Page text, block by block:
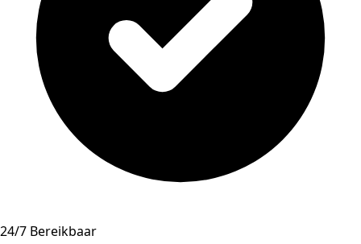
24/7 Bereikbaar